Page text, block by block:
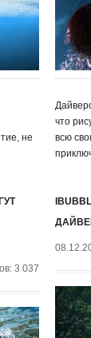
не
что
всю
3 037